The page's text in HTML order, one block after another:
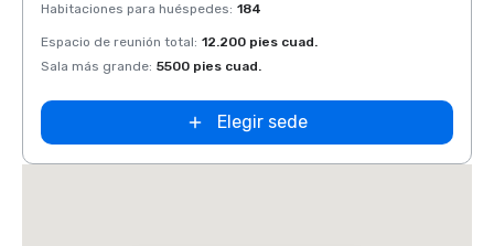
Habitaciones para huéspedes: 184
Espacio de reunión total: 12.200 pies cuad.
Sala más grande: 5500 pies cuad.
Elegir sede